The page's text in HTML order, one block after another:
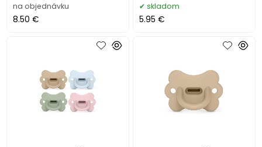
na objednávku
8.50 €
skladom
5.95 €